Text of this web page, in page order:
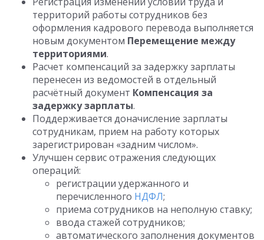
территорий работы сотрудников без
оформления кадрового перевода выполняется
новым документом Перемещение между
территориями.
Расчет компенсаций за задержку зарплаты
перенесен из ведомостей в отдельный
расчётный документ Компенсация за
задержку зарплаты.
Поддерживается доначисление зарплаты
сотрудникам, прием на работу которых
зарегистрирован «задним числом».
Улучшен сервис отражения следующих
операций:
регистрации удержанного и
перечисленного НДФЛ;
приема сотрудников на неполную ставку;
ввода стажей сотрудников;
автоматического заполнения документов